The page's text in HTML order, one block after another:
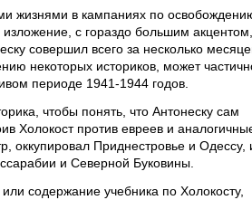
жизнями в кампаниях по
изложение, с гораздо большим
совершил всего за несколько
некоторых историков, может
периоде 1941-1944 годов.
чтобы понять, что Антонеску сам
Холокост против евреев и
оккупировал Приднестровье и Одессу,
и Северной Буковины.
содержание учебника по Холокосту,